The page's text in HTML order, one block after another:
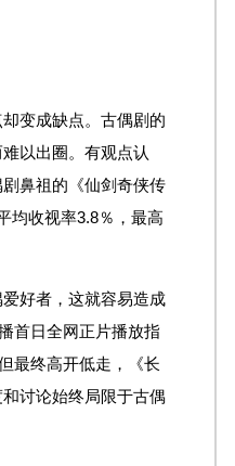
变成缺点。古偶剧的
以出圈。有观点认
鼻祖的《仙剑奇侠传
均收视率3.8％，最高
好者，这就容易造成
首日全网正片播放指
最终高开低走，《长
讨论始终局限于古偶